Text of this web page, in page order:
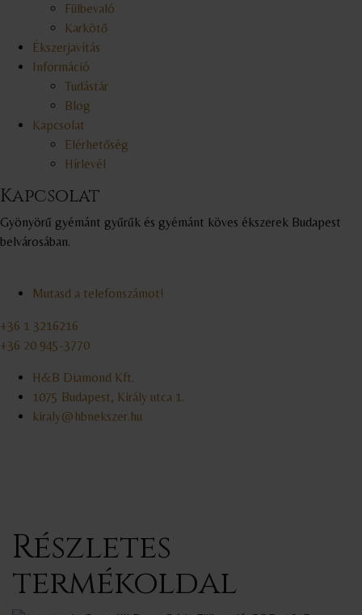
Fülbevaló
Karkötő
Ékszerjavítás
Információ
Tudástár
Blog
Kapcsolat
Elérhetőség
Hírlevél
Kapcsolat
Gyönyörű gyémánt gyűrűk és gyémánt köves ékszerek Budapest
belvárosában.
Mutasd a telefonszámot!
+36 1 3216216
+36 20 945-3770
H&B Diamond Kft.
1075 Budapest, Király utca 1.
kiraly@hbnekszer.hu
Részletes
termékoldal